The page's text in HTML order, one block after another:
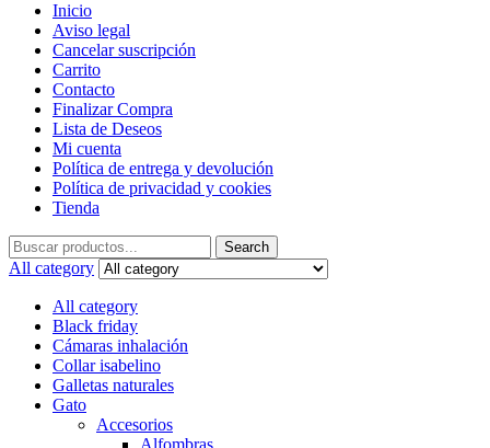
Inicio
Aviso legal
Cancelar suscripción
Carrito
Contacto
Finalizar Compra
Lista de Deseos
Mi cuenta
Política de entrega y devolución
Política de privacidad y cookies
Tienda
Search
for:
Search
All category
All category
Black friday
Cámaras inhalación
Collar isabelino
Galletas naturales
Gato
Accesorios